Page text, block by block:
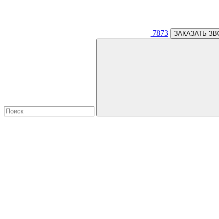
7873 ЗАКАЗАТЬ